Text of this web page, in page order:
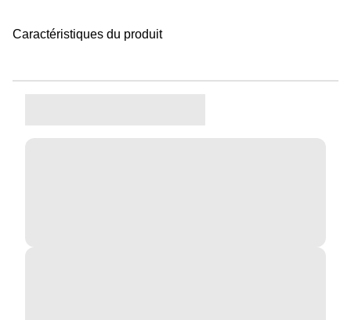
Caractéristiques du produit